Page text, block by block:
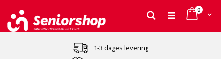
Cart
0varer
Søg
to
Content
1-3 dages levering